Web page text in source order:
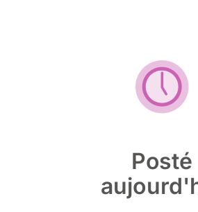
Posté